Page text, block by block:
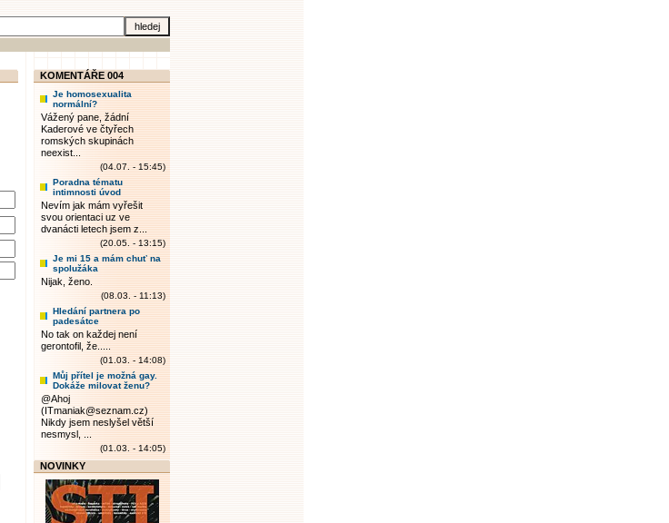
KOMENTÁŘE 004
Je homosexualita
normální?
Vážený pane, žádní
Kaderové ve čtyřech
romských skupinách
neexist...
(04.07. - 15:45)
Poradna tématu
intimnosti úvod
Nevím jak mám vyřešit
svou orientaci uz ve
dvanácti letech jsem z...
(20.05. - 13:15)
Je mi 15 a mám chuť na
spolužáka
Nijak, ženo.
(08.03. - 11:13)
Hledání partnera po
padesátce
No tak on každej není
gerontofil, že.....
(01.03. - 14:08)
Můj přítel je možná gay.
Dokáže milovat ženu?
@Ahoj
(ITmaniak@seznam.cz)
Nikdy jsem neslyšel větší
nesmysl, ...
(01.03. - 14:05)
NOVINKY